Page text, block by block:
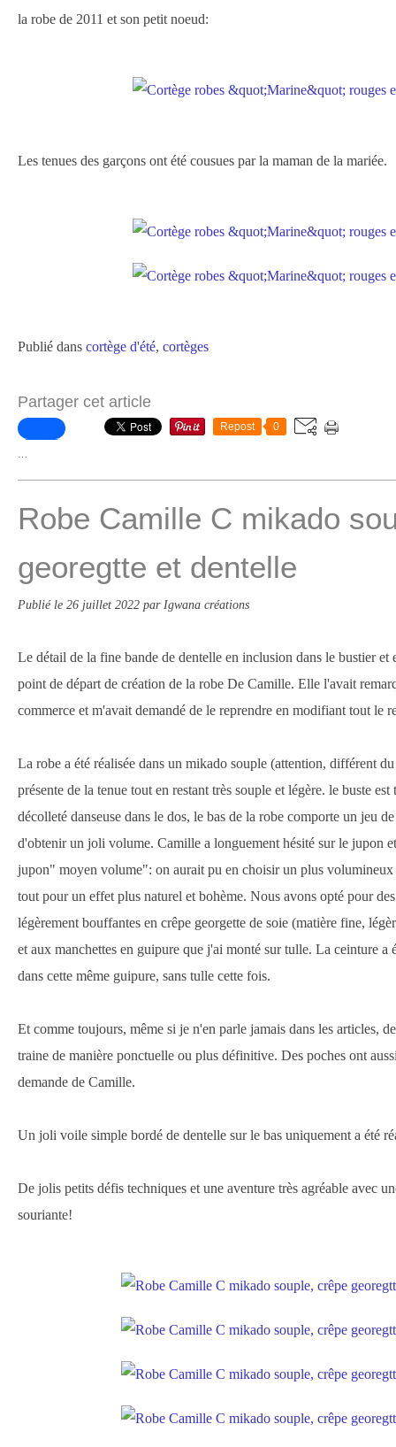
la robe de 2011 et son petit noeud:
Les tenues des garçons ont été cousues par la maman de la mariée.
Publié dans cortège d'été, cortèges
Partager cet article
Repost 0
Robe Camille C mikado
georegtte et dentelle
Publié le 26 juillet 2022 par Igwana créations
Le détail de la fine bande de dentelle en inclusion dans le bustier et
point de départ de création de la robe De Camille. Elle l'avait
commerce et m'avait demandé de le reprendre en modifiant tout le
La robe a été réalisée dans un mikado souple (attention, différent
présente de la tenue tout en restant très souple et légère. le buste
décolleté danseuse dans le dos, le bas de la robe comporte un jeu
d'obtenir un joli volume. Camille a longuement hésité sur le jupon
jupon" moyen volume": on aurait pu en choisir un plus volumineux
tout pour un effet plus naturel et bohème. Nous avons opté pour
légèrement bouffantes en crêpe georgette de soie (matière fine,
et aux manchettes en guipure que j'ai monté sur tulle. La ceinture a
dans cette même guipure, sans tulle cette fois.
Et comme toujours, même si je n'en parle jamais dans les articles,
traine de manière ponctuelle ou plus définitive. Des poches ont
demande de Camille.
Un joli voile simple bordé de dentelle sur le bas uniquement a été
De jolis petits défis techniques et une aventure très agréable avec
souriante!